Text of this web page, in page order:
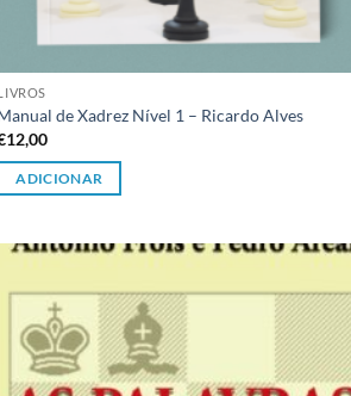
de Xadrez Nível 1 – Ricardo Alves
12,00
ADICIONAR
Adicionar
à lista de
desejos